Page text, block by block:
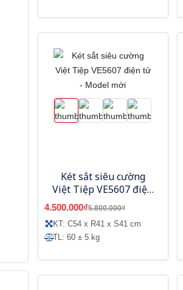
Két sắt siêu cường
Việt Tiệp VE5607 điện
tử - Model mới
4.500.000₫5.800.000₫
KT: C54 x R41 x S41 cm
TL: 60 ± 5 kg